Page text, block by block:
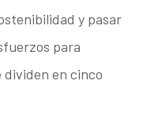
y pasar
para
en cinco